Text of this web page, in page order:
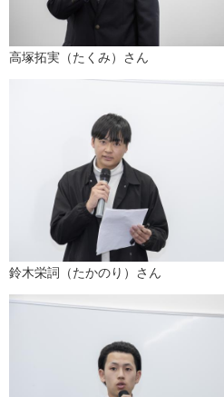
高塚拓実（たくみ）さん
鈴木栄詞（たかのり）さん